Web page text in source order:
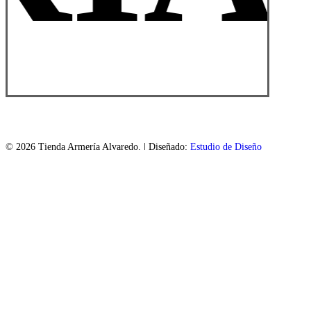
© 2026 Tienda Armería Alvaredo. | Diseñado: Estudio de Diseño